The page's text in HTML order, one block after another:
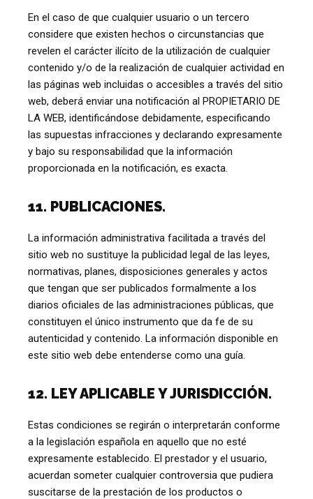
En el caso de que cualquier usuario o un tercero
considere que existen hechos o circunstancias que
revelen el carácter ilícito de la utilización de cualquier
contenido y/o de la realización de cualquier actividad en
las páginas web incluidas o accesibles a través del sitio
web, deberá enviar una notificación al PROPIETARIO DE
LA WEB, identificándose debidamente, especificando
las supuestas infracciones y declarando expresamente
y bajo su responsabilidad que la información
proporcionada en la notificación, es exacta.
11. PUBLICACIONES.
La información administrativa facilitada a través del
sitio web no sustituye la publicidad legal de las leyes,
normativas, planes, disposiciones generales y actos
que tengan que ser publicados formalmente a los
diarios oficiales de las administraciones públicas, que
constituyen el único instrumento que da fe de su
autenticidad y contenido. La información disponible en
este sitio web debe entenderse como una guía.
12. LEY APLICABLE Y JURISDICCIÓN.
Estas condiciones se regirán o interpretarán conforme
a la legislación española en aquello que no esté
expresamente establecido. El prestador y el usuario,
acuerdan someter cualquier controversia que pudiera
suscitarse de la prestación de los productos o